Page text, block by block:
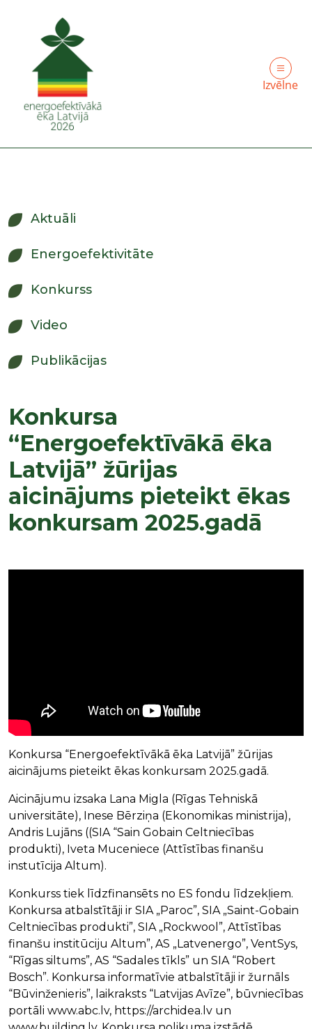
Izvēlne
Aktuāli
Energoefektivitāte
Konkurss
Video
Publikācijas
Konkursa
“Energoefektīvākā ēka
Latvijā” žūrijas
aicinājums pieteikt ēkas
konkursam 2025.gadā
Konkursa “Energoefektīvākā ēka Latvijā” žūrijas
aicinājums pieteikt ēkas konkursam 2025.gadā.
Aicinājumu izsaka Lana Migla (Rīgas Tehniskā
universitāte), Inese Bērziņa (Ekonomikas ministrija),
Andris Lujāns ((SIA “Sain Gobain Celtniecības
produkti), Iveta Muceniece (Attīstības finanšu
instutīcija Altum).
Konkurss tiek līdzfinansēts no ES fondu līdzekļiem.
Konkursa atbalstītāji ir SIA „Paroc”, SIA „Saint-Gobain
Celtniecības produkti”, SIA „Rockwool”, Attīstības
finanšu institūciju Altum”, AS „Latvenergo”, VentSys,
“Rīgas siltums”, AS “Sadales tīkls” un SIA “Robert
Bosch”. Konkursa informatīvie atbalstītāji ir žurnāls
“Būvinženieris”, laikraksts “Latvijas Avīze”, būvniecības
portāli www.abc.lv, https://archidea.lv un